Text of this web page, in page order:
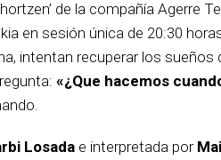
de la compañía Agerre
en sesión única de 20:30
intentan recuperar los sueños
«¿Que hacemos
Losada e interpretada por